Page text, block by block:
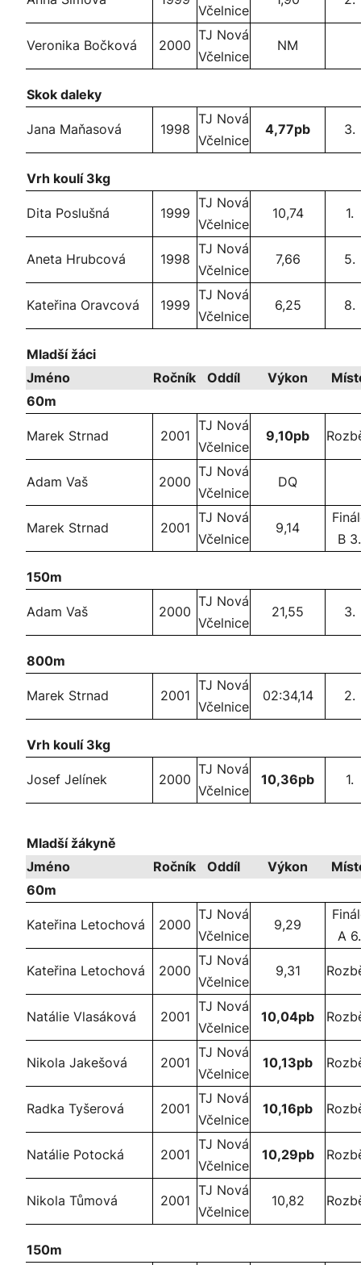
Včelnice
Veronika Bočková 2000
TJ Nová
Včelnice
NM
Skok daleky
Jana Maňasová 1998
TJ Nová
Včelnice
4,77pb 3.
Vrh koulí 3kg
Dita Poslušná 1999
TJ Nová
Včelnice
10,74 1.
Aneta Hrubcová 1998
TJ Nová
Včelnice
7,66 5.
Kateřina Oravcová 1999
TJ Nová
Včelnice
6,25 8.
Mladší žáci
Jméno
Ročník Oddíl Výkon
60m
Marek Strnad 2001
TJ Nová
Včelnice
9,10pb
Adam Vaš 2000
TJ Nová
Včelnice
DQ
Marek Strnad 2001
TJ Nová
Včelnice
9,14
B 3.
150m
Adam Vaš 2000
TJ Nová
Včelnice
21,55 3.
800m
Marek Strnad 2001
TJ Nová
Včelnice
02:34,14 2.
Vrh koulí 3kg
Josef Jelínek 2000
TJ Nová
Včelnice
10,36pb 1.
Mladší žákyně
Jméno
Ročník Oddíl Výkon
60m
Kateřina Letochová 2000
TJ Nová
Včelnice
9,29
A 6.
Kateřina Letochová 2000
TJ Nová
Včelnice
9,31
Natálie Vlasáková 2001
TJ Nová
Včelnice
10,04pb
Nikola Jakešová 2001
TJ Nová
Včelnice
10,13pb
Radka Tyšerová 2001
TJ Nová
Včelnice
10,16pb
Natálie Potocká 2001
TJ Nová
Včelnice
10,29pb
Nikola Tůmová 2001
TJ Nová
Včelnice
10,82
150m